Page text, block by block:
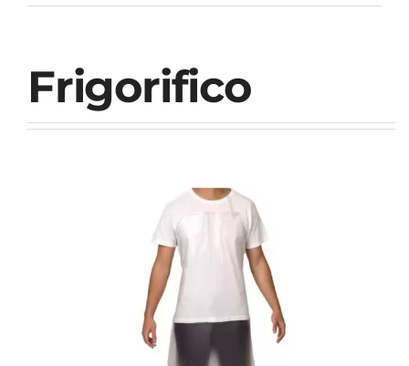
Frigorifico